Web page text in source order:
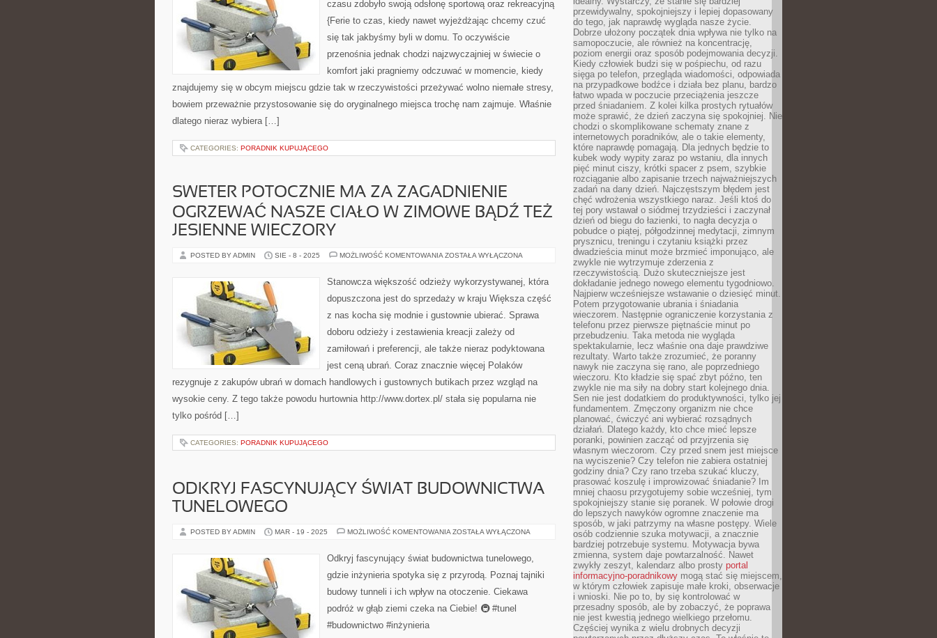
PODRÓŻY
PRZEDE
ZABYTKI,
WOLNO
PODZIWIAĆ
SPACERUJĄC
STARYMI
ULICZKAMI
czasu zdobyło swoją odsłonę sportową oraz rekreacyjną
{Ferie to czas, kiedy nawet wyjeżdżając chcemy czuć
się tak jakbyśmy byli w domu. To oczywiście
przenośnia jednak chodzi najzwyczajniej w świecie o
komfort jaki pragniemy odczuwać w momencie, kiedy
znajdujemy się w obcym miejscu gdzie tak w rzeczywistości przeżywać wolno niemałe stresy,
bowiem przeważnie przystosowanie się do oryginalnego miejsca trochę nam zajmuje. Właśnie
dlatego nieraz wybiera […]
CATEGORIES: PORADNIK KUPUJĄCEGO
SWETER POTOCZNIE MA ZA ZAGADNIENIE
OGRZEWAĆ NASZE CIAŁO W ZIMOWE BĄDŹ TEŻ
JESIENNE WIECZORY
POSTED BY ADMIN SIE - 8 - 2025 MOŻLIWOŚĆ KOMENTOWANIA SWETER
ZAGADNIENIE
NASZE
W
BĄDŹ
JESIENNE
WIECZORY
ZOSTAŁA WYŁĄCZONA
Stanowcza większość odzieży wykorzystywanej, która
dopuszczona jest do sprzedaży w kraju Większa część
z nas kocha się modnie i gustownie ubierać. Sprawa
doboru odzieży i zestawienia kreacji zależy od
zamiłowań i preferencji, ale także nieraz podyktowana
jest ceną ubrań. Coraz znacznie więcej Polaków
rezygnuje z zakupów ubrań w domach handlowych i gustownych butikach przez wzgląd na
wysokie ceny. Z tego także powodu hurtownia http://www.dortex.pl/ stała się popularna nie
tylko pośród […]
CATEGORIES: PORADNIK KUPUJĄCEGO
ODKRYJ FASCYNUJĄCY ŚWIAT BUDOWNICTWA
TUNELOWEGO
POSTED BY ADMIN MAR - 19 - 2025 MOŻLIWOŚĆ KOMENTOWANIA ODKRYJ
BUDOWNICTWA
TUNELOWEGO
ZOSTAŁA WYŁĄCZONA
Odkryj fascynujący świat budownictwa tunelowego,
gdzie inżynieria spotyka się z przyrodą. Poznaj tajniki
budowy tunneli i ich wpływ na otoczenie. Ciekawa
podróż w głąb ziemi czeka na Ciebie! 🚇 #tunel
#budownictwo #inżynieria
przewidywalny, spokojniejszy i lepiej dopasowany
do tego, jak naprawdę wygląda nasze życie.
Dobrze ułożony początek dnia wpływa nie tylko na
samopoczucie, ale również na koncentrację,
poziom energii oraz sposób podejmowania decyzji.
Kiedy człowiek budzi się w pośpiechu, od razu
sięga po telefon, przegląda wiadomości, odpowiada
na przypadkowe bodźce i działa bez planu, bardzo
łatwo wpada w poczucie przeciążenia jeszcze
przed śniadaniem. Z kolei kilka prostych rytuałów
może sprawić, że dzień zaczyna się spokojniej. Nie
chodzi o skomplikowane schematy znane z
internetowych poradników, ale o takie elementy,
które naprawdę pomagają. Dla jednych będzie to
kubek wody wypity zaraz po wstaniu, dla innych
pięć minut ciszy, krótki spacer z psem, szybkie
rozciąganie albo zapisanie trzech najważniejszych
zadań na dany dzień. Najczęstszym błędem jest
chęć wdrożenia wszystkiego naraz. Jeśli ktoś do
tej pory wstawał o siódmej trzydzieści i zaczynał
dzień od biegu do łazienki, to nagła decyzja o
pobudce o piątej, półgodzinnej medytacji, zimnym
prysznicu, treningu i czytaniu książki przez
dwadzieścia minut może brzmieć imponująco, ale
zwykle nie wytrzymuje zderzenia z
rzeczywistością. Dużo skuteczniejsze jest
dokładanie jednego nowego elementu tygodniowo.
Najpierw wcześniejsze wstawanie o dziesięć minut.
Potem przygotowanie ubrania i śniadania
wieczorem. Następnie ograniczenie korzystania z
telefonu przez pierwsze piętnaście minut po
przebudzeniu. Taka metoda nie wygląda
spektakularnie, lecz właśnie ona daje prawdziwe
rezultaty. Warto także zrozumieć, że poranny
nawyk nie zaczyna się rano, ale poprzedniego
wieczoru. Kto kładzie się spać zbyt późno, ten
zwykle nie ma siły na dobry start kolejnego dnia.
Sen nie jest dodatkiem do produktywności, tylko jej
fundamentem. Zmęczony organizm nie chce
planować, ćwiczyć ani wybierać rozsądnych
działań. Dlatego każdy, kto chce mieć lepsze
poranki, powinien zacząć od przyjrzenia się
własnym wieczorom. Czy przed snem jest miejsce
na wyciszenie? Czy telefon nie zabiera ostatniej
godziny dnia? Czy rano trzeba szukać kluczy,
prasować koszulę i improwizować śniadanie? Im
mniej chaosu przygotujemy sobie wcześniej, tym
spokojniejszy stanie się poranek. W połowie drogi
do lepszych nawyków ogromne znaczenie ma
sposób, w jaki patrzymy na własne postępy. Wiele
osób codziennie szuka motywacji, a znacznie
bardziej potrzebuje systemu. Motywacja bywa
zmienna, system daje powtarzalność. Nawet
zwykły zeszyt, kalendarz albo prosty portal
informacyjno-poradnikowy mogą stać się miejscem,
w którym człowiek zapisuje małe kroki, obserwacje
i wnioski. Nie po to, by się kontrolować w
przesadny sposób, ale by zobaczyć, że poprawa
nie jest kwestią jednego wielkiego przełomu.
Częściej wynika z wielu drobnych decyzji